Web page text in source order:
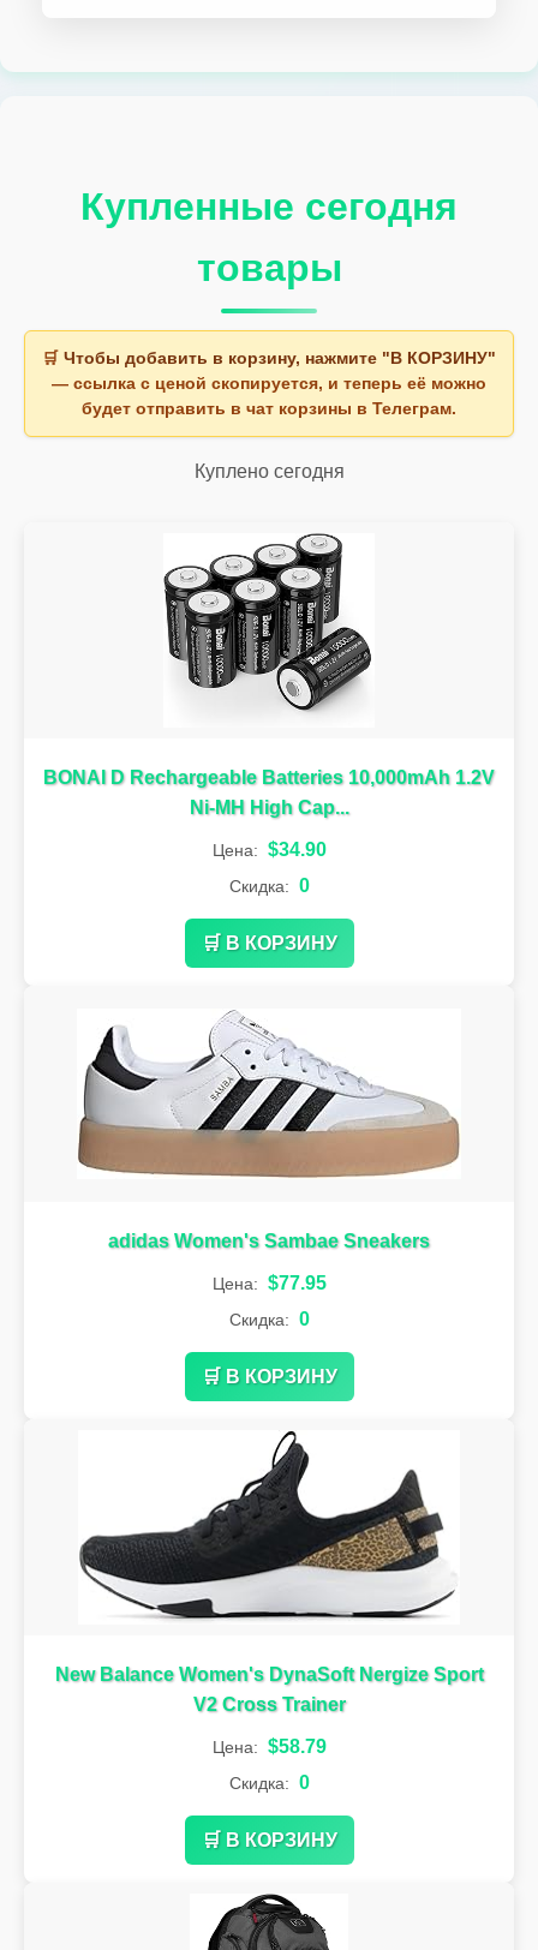
Купленные сегодня
товары
🛒 Чтобы добавить в корзину, нажмите "В КОРЗИНУ"
— ссылка с ценой скопируется, и теперь её можно
будет отправить в чат корзины в Телеграм.
Куплено сегодня
BONAI D Rechargeable Batteries 10,000mAh 1.2V
Ni-MH High Cap...
Цена: $34.90
Скидка: 0
🛒 В КОРЗИНУ
adidas Women's Sambae Sneakers
Цена: $77.95
Скидка: 0
🛒 В КОРЗИНУ
New Balance Women's DynaSoft Nergize Sport
V2 Cross Trainer
Цена: $58.79
Скидка: 0
🛒 В КОРЗИНУ